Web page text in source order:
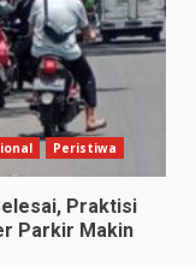
Peristiwa
Praktisi
Parkir Makin